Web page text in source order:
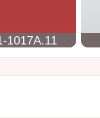
1017A.11